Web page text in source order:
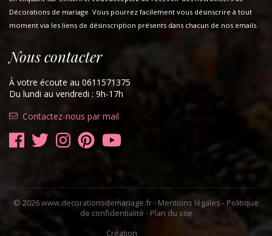
Décorations de mariage. Vous pourrez facilement vous désinscrire à tout
moment via les liens de désinscription présents dans chacun de nos emails.
Nous contacter
À votre écoute au 0611571375
Du lundi au vendredi : 9h-17h
Contactez-nous par mail
© 2026 www.decorationsdemariage.fr - Mentions légales-Politique
de confidentialité - Plan du site
Création